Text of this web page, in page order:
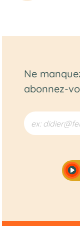
Ne
abonnez-